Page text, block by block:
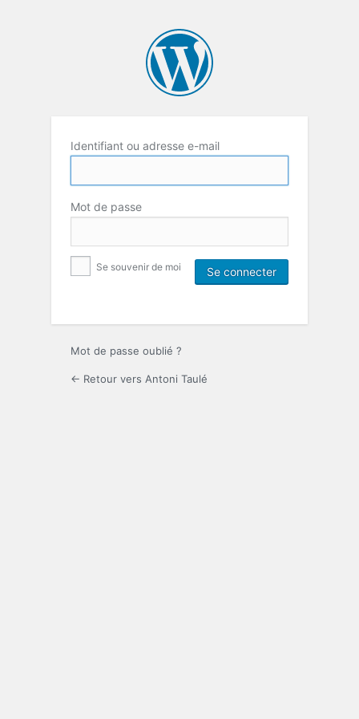
Identifiant ou adresse e-mail
Mot de passe
Se souvenir de moi
Mot de passe oublié ?
← Retour vers Antoni Taulé